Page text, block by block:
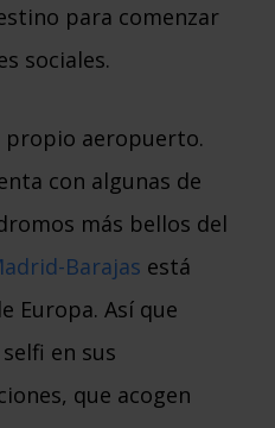
para comenzar
sociales.
propio aeropuerto.
con algunas de
más bellos del
Barajas está
Europa. Así que
en sus
que acogen